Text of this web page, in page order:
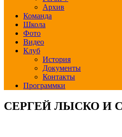
Архив
Команда
Школа
Фото
Видео
Клуб
История
Документы
Контакты
Программки
СЕРГЕЙ ЛЫСКО И